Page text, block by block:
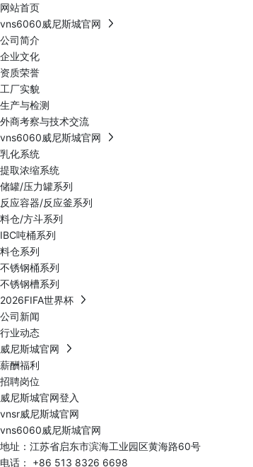
网站首页
vns6060威尼斯城官网
公司简介
企业文化
资质荣誉
工厂实貌
生产与检测
外商考察与技术交流
vns6060威尼斯城官网
乳化系统
提取浓缩系统
储罐/压力罐系列
反应容器/反应釜系列
料仓/方斗系列
IBC吨桶系列
料仓系列
不锈钢桶系列
不锈钢槽系列
2026FIFA世界杯
公司新闻
行业动态
威尼斯城官网
薪酬福利
招聘岗位
威尼斯城官网登入
vnsr威尼斯城官网
vns6060威尼斯城官网
地址：江苏省启东市滨海工业园区黄海路60号
电话： +86 513 8326 6698